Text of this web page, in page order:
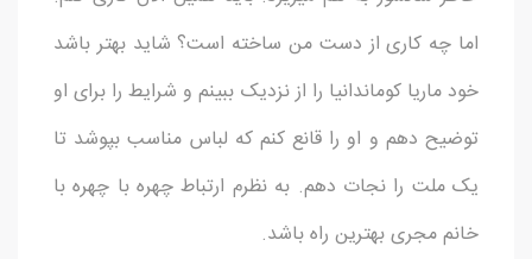
اما چه کاری از دست من ساخته است؟ شاید بهتر باشد
خود ماریا کوماندانیا را از نزدیک ببینم و شرایط را برای او
توضیح دهم و او را قانع کنم که لباس مناسب بپوشد تا
یک ملت را نجات دهم. به نظرم ارتباط چهره با چهره با
خانم مجری بهترین راه باشد.